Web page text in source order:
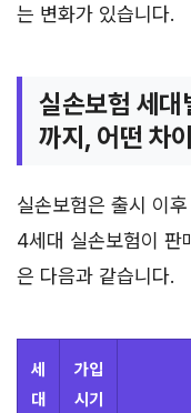
는 변화가 있습니다.
실손보험 세
까지, 어떤 차
실손보험은 출시 이
4세대 실손보험이 판
은 다음과 같습니다.
세
대
가입
시기